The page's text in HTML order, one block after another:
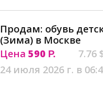
Продам: обувь
(Зима) в Москве
Цена 590 Р.
7.76
24 июля 2026 г. в